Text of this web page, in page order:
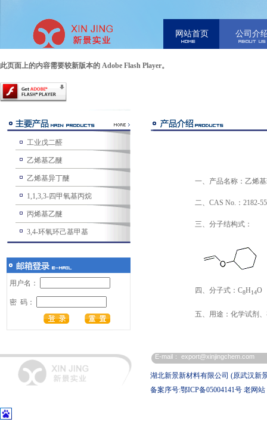
网站首页 公司介
此页面上的内容需要较新版本的 Adobe Flash Player。
工业戊二醛
乙烯基乙醚
乙烯基异丁醚
1,1,3,3-四甲氧基丙烷
丙烯基乙醚
3,4-环氧环己基甲基
用户名：
密 码：
一、产品名称：乙烯
二、CAS No.：2182-
三、分子结构式：
四、分子式：C8H14O
五、用途：化学试剂
E-mail： export@xinjingchem.com
湖北新景新材料有限公司 (原武汉新
备案序号:鄂ICP备05004141号 老网站